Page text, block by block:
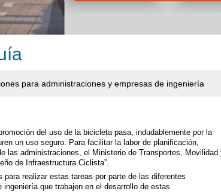
para administraciones y empresas de ingeniería
del uso de la bicicleta pasa, indudablemente por la
un uso seguro. Para facilitar la labor de planificación,
las administraciones, el Ministerio de Transportes, Movilidad
de Infraestructura Ciclista”.
realizar estas tareas por parte de las diferentes
que trabajen en el desarrollo de estas